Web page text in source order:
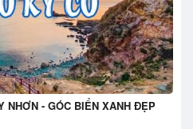
NHƠN - GÓC BIỂN XANH ĐẸP